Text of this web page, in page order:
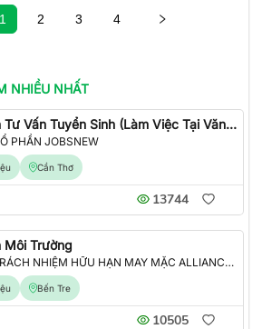
1 2 3 4
NHIỀU NHẤT
Nhân Viên Tư Vấn Tuyển Sinh (Làm Việc Tại Văn Phòng)
PHẦN JOBSNEW
Cần Thơ
13744
Môi Trường
CÔNG TY TRÁCH NHIỆM HỮU HẠN MAY MẶC ALLIANCE ONE
Bến Tre
10505